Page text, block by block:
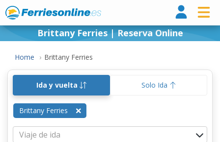
Brittany Ferries | Reserva Online
Home Brittany Ferries
Ida y vuelta Solo Ida
Brittany Ferries